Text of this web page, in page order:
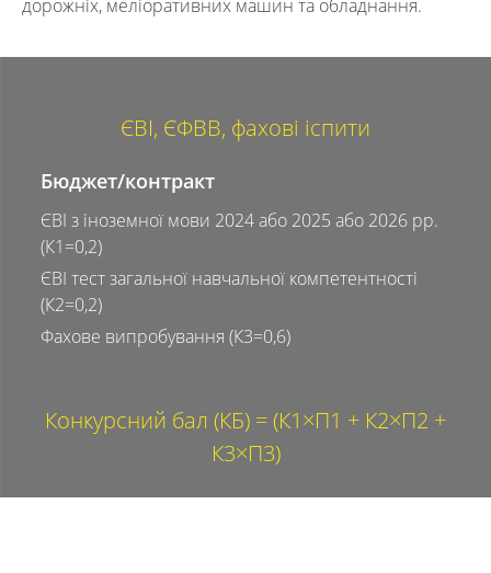
дорожніх, меліоративних машин та обладнання.
ЄВІ, ЄФВВ, фахові іспити
Бюджет/контракт
ЄВІ з іноземної мови 2024 або 2025 або 2026 рр.
(К1=0,2)
ЄВІ тест загальної навчальної компетентності
(К2=0,2)
Фахове випробування (К3=0,6)
Конкурсний бал (КБ) = (К1×П1 + К2×П2 +
К3×П3)